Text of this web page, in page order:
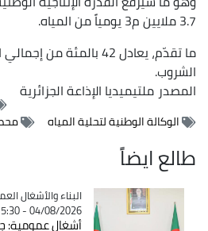
3.7 ملايين م3 يومياً من المياه.
ما تقدّم، يعادل 42 بالمئة
الشروب.
المصدرملتيميديا الإذاعة الجزائرية
الوكالة الوطنية لتحلية المياه
طالع ايضاً
Catégorie
البناء والأشغال
04/08/2026 - 15:30
أشغال عمومية: